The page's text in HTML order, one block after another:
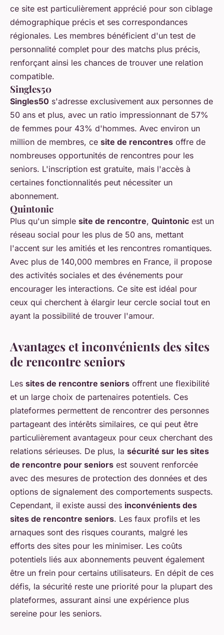
ce site est particulièrement apprécié pour son ciblage
démographique précis et ses correspondances
régionales. Les membres bénéficient d'un test de
personnalité complet pour des matchs plus précis,
renforçant ainsi les chances de trouver une relation
compatible.
Singles50
Singles50 s'adresse exclusivement aux personnes de
50 ans et plus, avec un ratio impressionnant de 57%
de femmes pour 43% d'hommes. Avec environ un
million de membres, ce site de rencontres offre de
nombreuses opportunités de rencontres pour les
seniors. L'inscription est gratuite, mais l'accès à
certaines fonctionnalités peut nécessiter un
abonnement.
Quintonic
Plus qu'un simple site de rencontre, Quintonic est un
réseau social pour les plus de 50 ans, mettant
l'accent sur les amitiés et les rencontres romantiques.
Avec plus de 140,000 membres en France, il propose
des activités sociales et des événements pour
encourager les interactions. Ce site est idéal pour
ceux qui cherchent à élargir leur cercle social tout en
ayant la possibilité de trouver l'amour.
Avantages et inconvénients des sites
de rencontre seniors
Les sites de rencontre seniors offrent une flexibilité
et un large choix de partenaires potentiels. Ces
plateformes permettent de rencontrer des personnes
partageant des intérêts similaires, ce qui peut être
particulièrement avantageux pour ceux cherchant des
relations sérieuses. De plus, la sécurité sur les sites
de rencontre pour seniors est souvent renforcée
avec des mesures de protection des données et des
options de signalement des comportements suspects.
Cependant, il existe aussi des inconvénients des
sites de rencontre seniors. Les faux profils et les
arnaques sont des risques courants, malgré les
efforts des sites pour les minimiser. Les coûts
potentiels liés aux abonnements peuvent également
être un frein pour certains utilisateurs. En dépit de ces
défis, la sécurité reste une priorité pour la plupart des
plateformes, assurant ainsi une expérience plus
sereine pour les seniors.